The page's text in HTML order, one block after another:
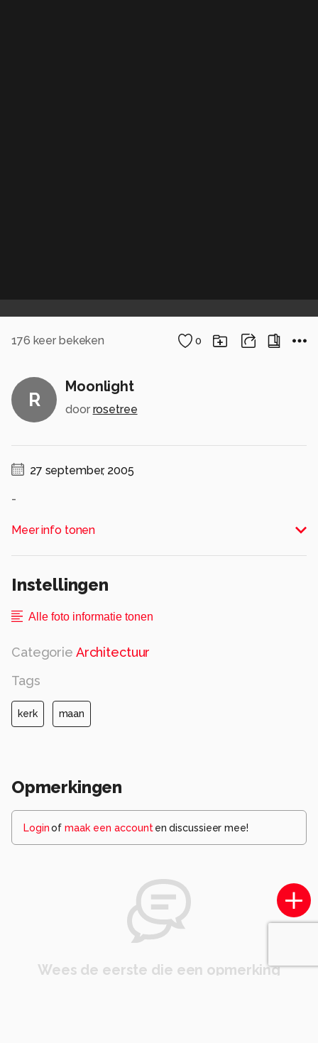
176 keer bekeken 0
R
Moonlight
door rosetree
27 september, 2005
-
Alle rechten voorbehouden
Meer info tonen
Instellingen
Alle foto informatie tonen
Categorie Architectuur
Tags
kerk maan
Opmerkingen
Loginof maak een account en discussieer mee!
Wees de eerste die een opmerking